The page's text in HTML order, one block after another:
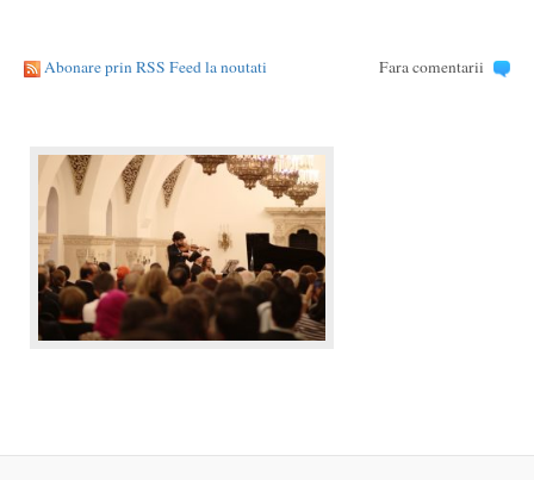
Abonare prin RSS Feed la noutati Fara comentarii